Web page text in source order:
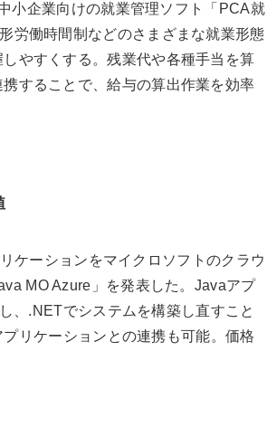
小企業向けの就業管理ソフト「PCA就
労働時間制などのさまざまな就業形態
やすくする。残業代や各種手当を算
することで、給与の算出作業を効率
ケーションをマイクロソフトのクラウ
MO Azure」を発表した。Javaアプ
、.NETでシステムを構築し直すこと
リケーションとの連携も可能。価格